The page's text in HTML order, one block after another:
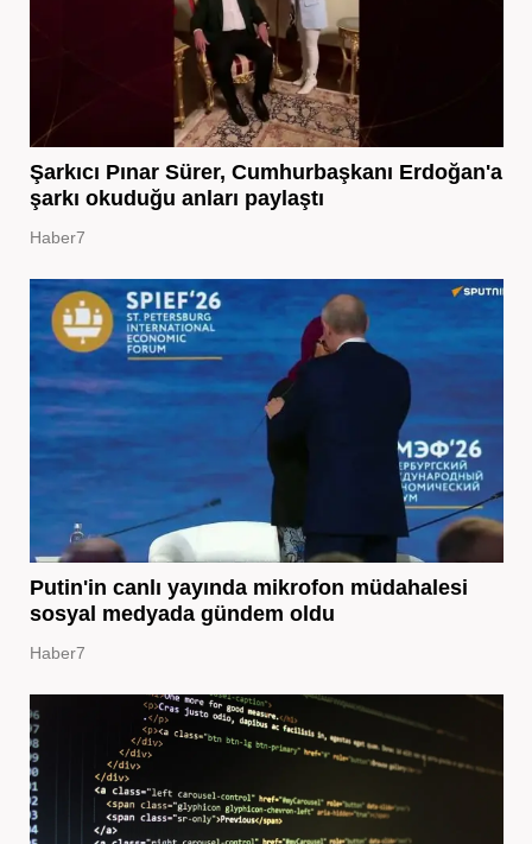
Şarkıcı Pınar Sürer, Cumhurbaşkanı Erdoğan'a
şarkı okuduğu anları paylaştı
Haber7
Putin'in canlı yayında mikrofon müdahalesi
sosyal medyada gündem oldu
Haber7